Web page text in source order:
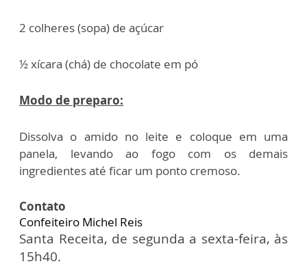
2 colheres (sopa) de açúcar
½ xícara (chá) de chocolate em pó
Modo de preparo:
Dissolva o amido no leite e coloque em uma
panela, levando ao fogo com os demais
ingredientes até ficar um ponto cremoso.
Contato
Confeiteiro Michel Reis
Santa Receita, de segunda a sexta-feira, às
15h40.